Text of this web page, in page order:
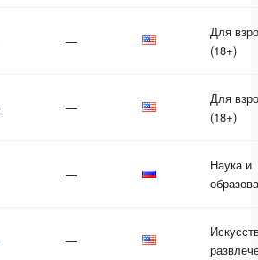
—
Для
(18+)
—
Для
(18+)
—
Наука и
—